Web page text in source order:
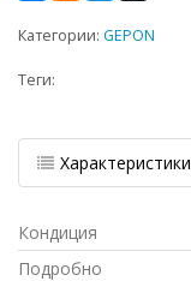
Категории: GEPON
Теги:
Характеристики
Кондиция
Подробно